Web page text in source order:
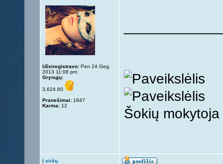
Užsiregistravo: Pen 24 Geg,
2013 11:08 pm
Grynųjų:
3,624.60
Pranešimai: 1847
Karma: 12
Šokių
Į viršų